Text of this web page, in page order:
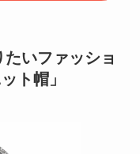
いファッショ
ト帽」